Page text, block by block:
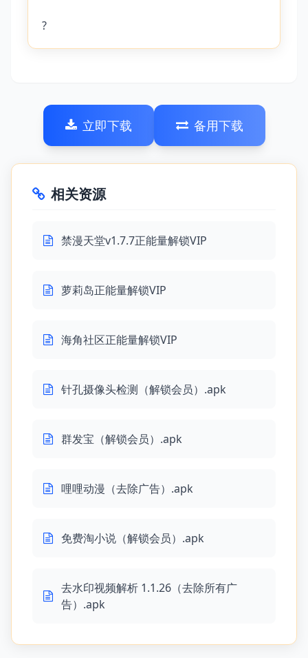
?
立即下载 备用下载
相关资源
禁漫天堂v1.7.7正能量解锁VIP
萝莉岛正能量解锁VIP
海角社区正能量解锁VIP
针孔摄像头检测（解锁会员）.apk
群发宝（解锁会员）.apk
哩哩动漫（去除广告）.apk
免费淘小说（解锁会员）.apk
去水印视频解析 1.1.26（去除所有广
告）.apk